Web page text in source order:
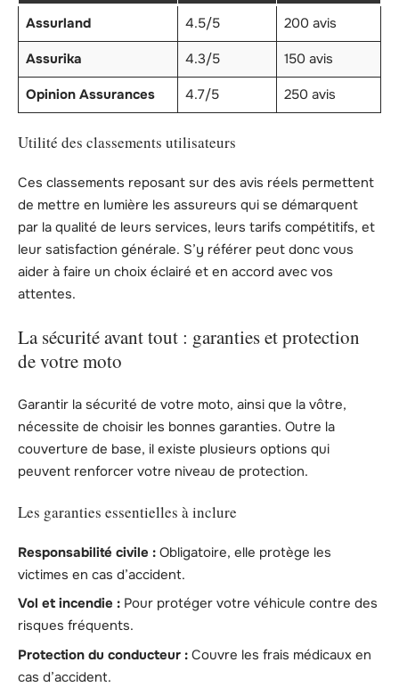
Assurland 4.5/5
200 avis
Assurika
4.3/5
150 avis
Opinion Assurances
4.7/5 250 avis
Utilité des classements utilisateurs
Ces classements reposant sur des avis réels permettent
de mettre en lumière les assureurs qui se démarquent
par la qualité de leurs services, leurs tarifs compétitifs, et
leur satisfaction générale. S’y référer peut donc vous
aider à faire un choix éclairé et en accord avec vos
attentes.
La sécurité avant tout : garanties et protection
de votre moto
Garantir la sécurité de votre moto, ainsi que la vôtre,
nécessite de choisir les bonnes garanties. Outre la
couverture de base, il existe plusieurs options qui
peuvent renforcer votre niveau de protection.
Les garanties essentielles à inclure
Responsabilité civile : Obligatoire, elle protège les
victimes en cas d’accident.
Vol et incendie : Pour protéger votre véhicule contre des
risques fréquents.
Protection du conducteur : Couvre les frais médicaux en
cas d’accident.